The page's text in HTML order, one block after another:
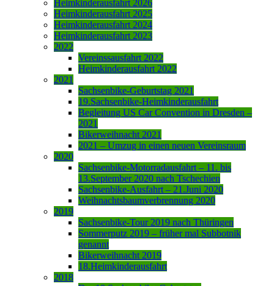
Heimkinderausfahrt 2026
Heimkinderausfahrt 2025
Heimkinderausfahrt 2024
Heimkinderausfahrt 2023
2022
Vereinssausfahrt 2022
Heimkinderausfahrt 2022
2021
Sachsenbike-Geburtstag 2021
19.Sachsenbike-Heimkinderausfahrt
Begleitung US Car Convention in Dresden –
2021
Bikerweihnacht 2021
2021 – Umzug in einen neuen Vereinsraum
2020
Sachsenbike-Motorradausfahrt – 11. bis
13.September 2020 nach Tschechien
Sachsenbike-Ausfahrt – 21.Juni 2020
Weihnachtsbaumverbrennung 2020
2019
Sachsenbike-Tour 2019 nach Thüringen
Sommerputz 2019 – früher mal Subbotnik
genannt
Bikerweihnacht 2019
18.Heimkinderausfahrt
2018